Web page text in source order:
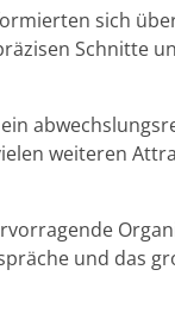
sich
Schnitte
weiteren
und das